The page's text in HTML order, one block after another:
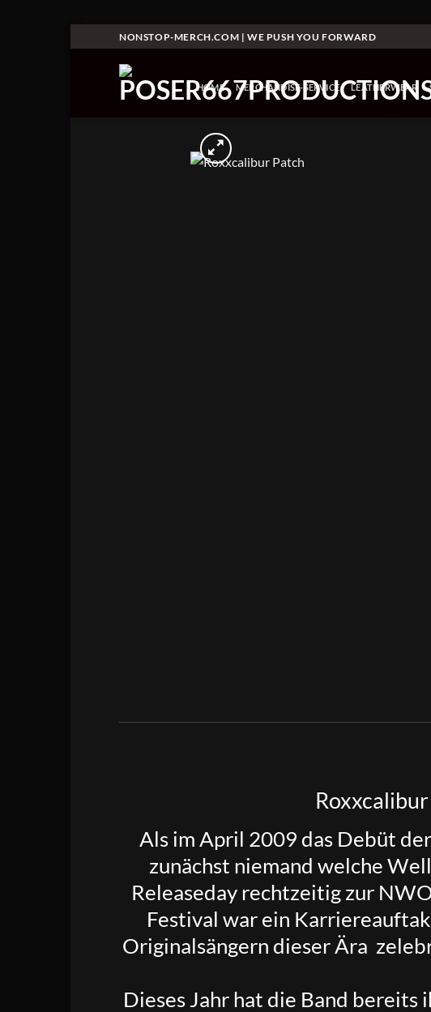
to
NONSTOP-MERCH.COM | WE PUSH YOU FORWARD
HOME MERCHANDISE-SERVICE LEATHERWEAR
Als im April 2009 das Debüt
zunächst niemand welche
Releaseday rechtzeitig zur
Festival war ein
Originalsängern dieser Ära
Dieses Jahr hat die Band bereits